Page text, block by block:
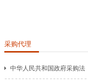
采购代理
中华人民共和国政府采购法